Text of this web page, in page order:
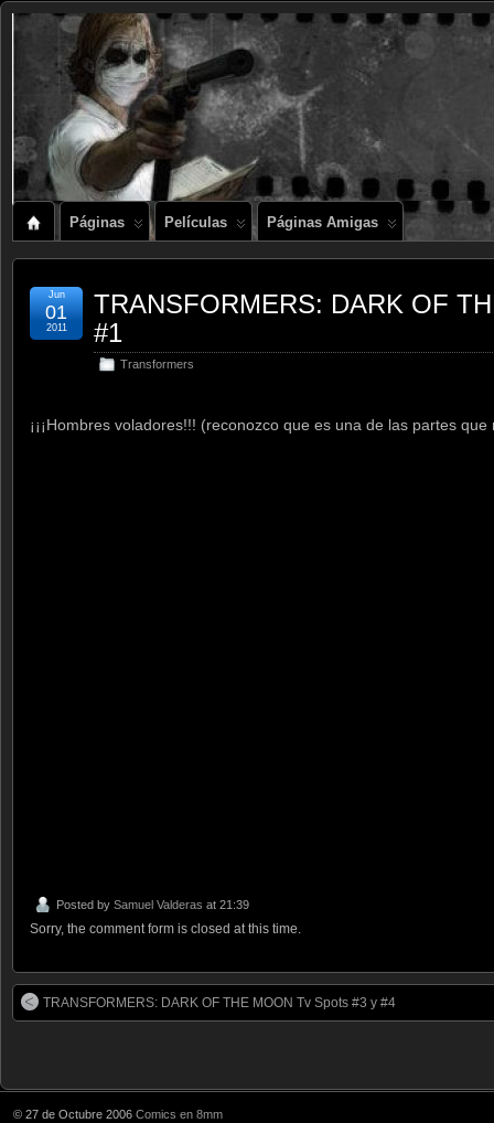
Páginas Películas Páginas Amigas
TRANSFORMERS: DARK OF
#1
Transformers
Jun
01
2011
¡¡¡Hombres voladores!!! (reconozco que es una de las partes
Posted by Samuel Valderas at 21:39
Sorry, the comment form is closed at this time.
TRANSFORMERS: DARK OF THE MOON Tv Spots #3 y #4
© 27 de Octubre 2006 Comics en 8mm